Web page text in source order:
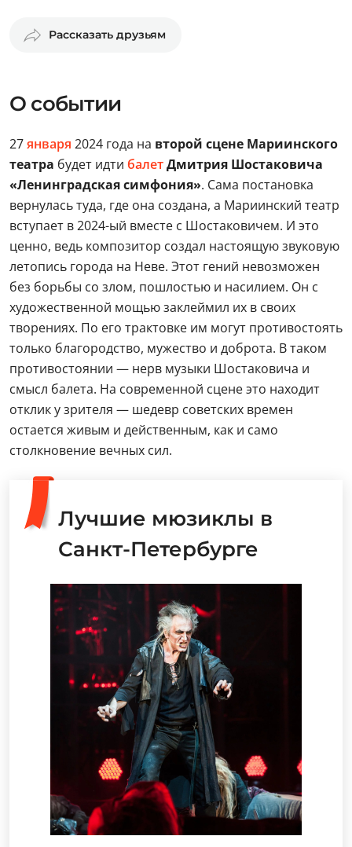
Рассказать друзьям
О событии
27января 2024 года на второй сцене Мариинского
театра будет идти балетДмитрия Шостаковича
«Ленинградская симфония». Сама постановка
вернулась туда, где она создана, а Мариинский театр
вступает в 2024-ый вместе с Шостаковичем. И это
ценно, ведь композитор создал настоящую звуковую
летопись города на Неве. Этот гений невозможен
без борьбы со злом, пошлостью и насилием. Он с
художественной мощью заклеймил их в своих
творениях. По его трактовке им могут противостоять
только благородство, мужество и доброта. В таком
противостоянии — нерв музыки Шостаковича и
смысл балета. На современной сцене это находит
отклик у зрителя — шедевр советских времен
остается живым и действенным, как и само
столкновение вечных сил.
Лучшие мюзиклы в
Санкт-Петербурге